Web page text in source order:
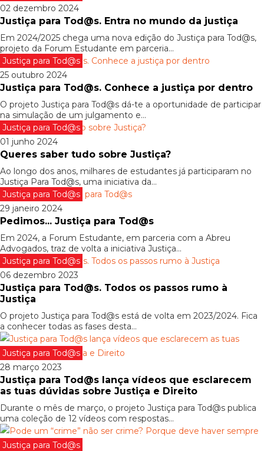
02 dezembro 2024
Justiça para Tod@s. Entra no mundo da justiça
Em 2024/2025 chega uma nova edição do Justiça para Tod@s,
projeto da Forum Estudante em parceria...
Justiça para Tod@s
25 outubro 2024
Justiça para Tod@s. Conhece a justiça por dentro
O projeto Justiça para Tod@s dá-te a oportunidade de participar
na simulação de um julgamento e...
Justiça para Tod@s
01 junho 2024
Queres saber tudo sobre Justiça?
Ao longo dos anos, milhares de estudantes já participaram no
Justiça Para Tod@s, uma iniciativa da...
Justiça para Tod@s
29 janeiro 2024
Pedimos... Justiça para Tod@s
Em 2024, a Forum Estudante, em parceria com a Abreu
Advogados, traz de volta a iniciativa Justiça...
Justiça para Tod@s
06 dezembro 2023
Justiça para Tod@s. Todos os passos rumo à
Justiça
O projeto Justiça para Tod@s está de volta em 2023/2024. Fica
a conhecer todas as fases desta...
Justiça para Tod@s
28 março 2023
Justiça para Tod@s lança vídeos que esclarecem
as tuas dúvidas sobre Justiça e Direito
Durante o mês de março, o projeto Justiça para Tod@s publica
uma coleção de 12 vídeos com respostas...
Justiça para Tod@s